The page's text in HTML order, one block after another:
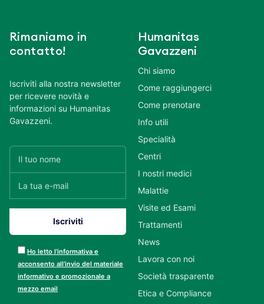
Rimaniamo in
contatto!
Iscriviti alla nostra newsletter
per ricevere novità e
informazioni su Humanitas
Gavazzeni.
Ho letto l’informativa e
acconsento all’invio del materiale
informativo e promozionale a
mezzo email
Humanitas
Gavazzeni
Chi siamo
Come raggiungerci
Come prenotare
Info utili
Specialità
Centri
I nostri medici
Malattie
Visite ed Esami
Trattamenti
News
Lavora con noi
Società trasparente
Etica e Compliance